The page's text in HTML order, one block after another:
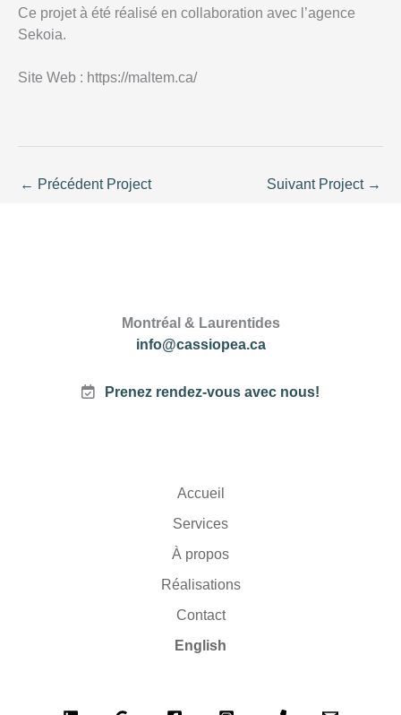
Ce projet à été réalisé en collaboration avec l’agence
Sekoia.
Site Web : https://maltem.ca/
← Précédent Project Suivant Project →
Montréal & Laurentides
info@cassiopea.ca
Prenez rendez-vous avec nous!
Accueil
Services
À propos
Réalisations
Contact
English